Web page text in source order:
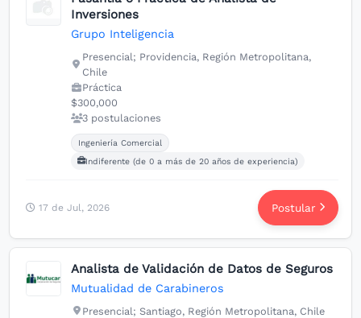
Inversiones
Grupo Inteligencia
Presencial; Providencia, Región Metropolitana,
Chile
Práctica
$300,000
3 postulaciones
Carreras buscadas:
Ingeniería Comercial
Indiferente (de 0 a más de 20 años de experiencia)
17 de Jul, 2026 Postular
Analista de Validación de Datos de Seguros
Mutualidad de Carabineros
Presencial; Santiago, Región Metropolitana, Chile